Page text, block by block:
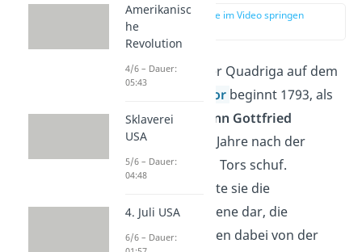
zur Stelle im Video springen
Die Geschichte der Quadriga auf dem
Brandenburger Tor beginnt 1793, als
der Künstler
Johann Gottfried
Schadow
sie zwei Jahre nach der
Fertigstellung des Tors schuf.
Ursprünglich stellte sie die
Friedensgöttin Eirene dar, die
Gesichtszüge waren dabei von der
Amerikanisc
he
Revolution
4/6 – Dauer:
05:43
Sklaverei
USA
5/6 – Dauer:
04:48
4. Juli USA
6/6 – Dauer: